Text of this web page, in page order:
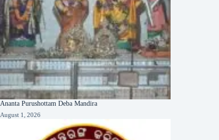
Ananta Purushottam Deba Mandira
August 1, 2026